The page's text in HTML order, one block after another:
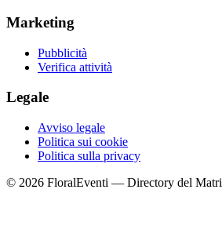
Marketing
Pubblicità
Verifica attività
Legale
Avviso legale
Politica sui cookie
Politica sulla privacy
© 2026 FloralEventi — Directory del